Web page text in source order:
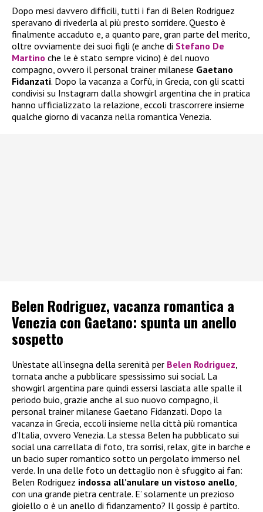
Dopo mesi davvero difficili, tutti i fan di Belen Rodriguez
speravano di rivederla al più presto sorridere. Questo è
finalmente accaduto e, a quanto pare, gran parte del merito,
oltre ovviamente dei suoi figli (e anche di Stefano De
Martino che le è stato sempre vicino) è del nuovo
compagno, ovvero il personal trainer milanese Gaetano
Fidanzati. Dopo la vacanza a Corfù, in Grecia, con gli scatti
condivisi su Instagram dalla showgirl argentina che in pratica
hanno ufficializzato la relazione, eccoli trascorrere insieme
qualche giorno di vacanza nella romantica Venezia.
Belen Rodriguez, vacanza romantica a
Venezia con Gaetano: spunta un anello
sospetto
Un’estate all’insegna della serenità per Belen Rodriguez
tornata anche a pubblicare spessissimo sui social. La
showgirl argentina pare quindi essersi lasciata alle spalle il
periodo buio, grazie anche al suo nuovo compagno, il
personal trainer milanese Gaetano Fidanzati. Dopo la
vacanza in Grecia, eccoli insieme nella città più romantica
d’Italia, ovvero Venezia. La stessa Belen ha pubblicato sui
social una carrellata di foto, tra sorrisi, relax, gite in barche e
un bacio super romantico sotto un pergolato immerso nel
verde. In una delle foto un dettaglio non è sfuggito ai fan:
Belen Rodriguez indossa all’anulare un vistoso anello
con una grande pietra centrale. E’ solamente un prezioso
gioiello o è un anello di fidanzamento? Il gossip è partito.